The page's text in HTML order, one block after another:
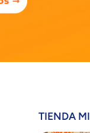
TIENDA